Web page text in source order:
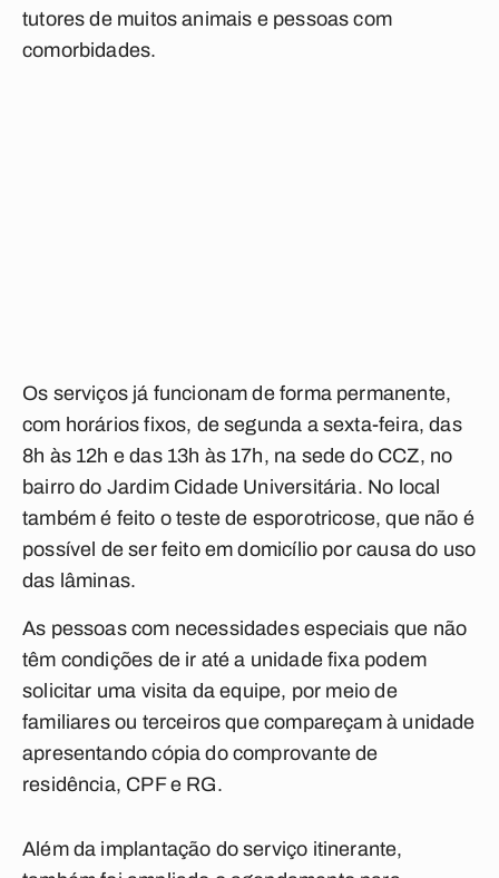
tutores de muitos animais e pessoas com
comorbidades.
Os serviços já funcionam de forma permanente,
com horários fixos, de segunda a sexta-feira, das
8h às 12h e das 13h às 17h, na sede do CCZ, no
bairro do Jardim Cidade Universitária. No local
também é feito o teste de esporotricose, que não é
possível de ser feito em domicílio por causa do uso
das lâminas.
As pessoas com necessidades especiais que não
têm condições de ir até a unidade fixa podem
solicitar uma visita da equipe, por meio de
familiares ou terceiros que compareçam à unidade
apresentando cópia do comprovante de
residência, CPF e RG.
Além da implantação do serviço itinerante,